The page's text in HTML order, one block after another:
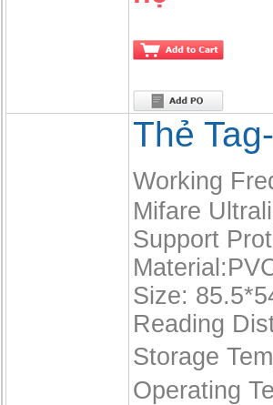
Thẻ
Working
Mifare
Support
Size:
Reading
Storage
Operating